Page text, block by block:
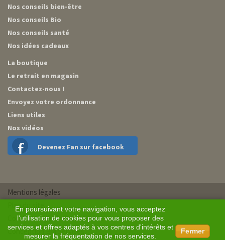
Nos conseils bien-être
Nos conseils Bio
Nos conseils santé
Nos idées cadeaux
La boutique
Le retrait en magasin
Contactez-nous !
Envoyez votre ordonnance
Liens utiles
Nos vidéos
Devenez Fan sur facebook
En poursuivant votre navigation, vous acceptez
l'utilisation de cookies pour vous proposer des
services et offres adaptés à vos centres d'intérêts et
mesurer la fréquentation de nos services.
Fermer
Mentions légales
Plan du site
Conditions générales de vente
Conception BM Services